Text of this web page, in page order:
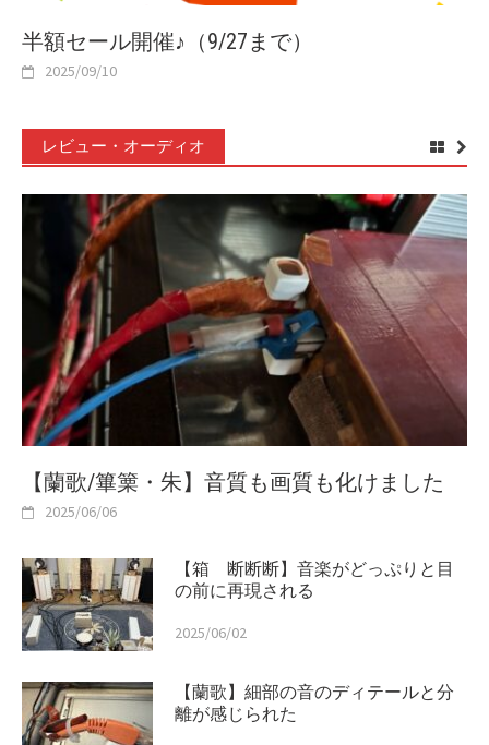
半額セール開催♪（9/27まで）
2025/09/10
レビュー・オーディオ
【蘭歌/篳篥・朱】音質も画質も化けました
2025/06/06
【箱 断断断】音楽がどっぷりと目
の前に再現される
2025/06/02
【蘭歌】細部の音のディテールと分
離が感じられた